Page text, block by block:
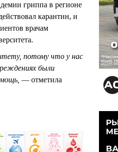
гриппа в регионе
карантин, и
врачам
потому что у нас
были
— отметила